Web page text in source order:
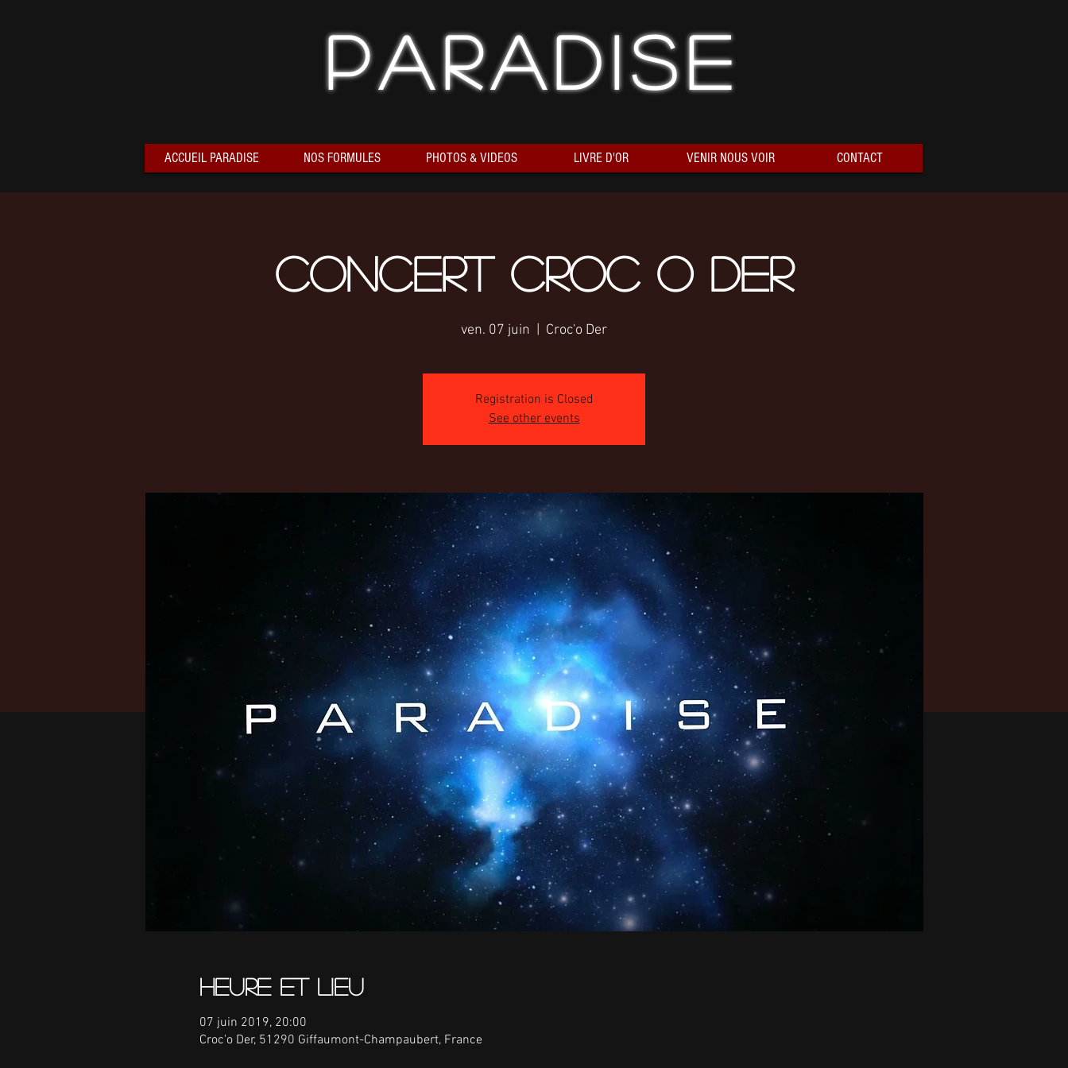
Paradise
ACCUEIL PARADISE NOS FORMULES PHOTOS & VIDEOS LIVRE D'OR VENIR NOUS VOIR CONTACT
Concert Croc O Der
ven. 07 juin Croc'o Der
Registration is Closed
See other events
Heure et lieu
07 juin 2019, 20:00
Croc'o Der, 51290 Giffaumont-Champaubert, France